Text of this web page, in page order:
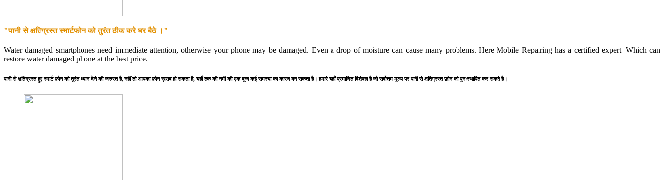
"पानी से क्षतिग्रस्त स्मार्टफोन को तुरंत ठीक करे घर बैठे ।"
Water damaged smartphones need immediate attention, otherwise your phone may be damaged. Even a drop of moisture can cause many problems. Here Mobile Repairing has a certified expert. Which can
restore water damaged phone at the best price.
पानी से क्षतिग्रस्त हुए स्मार्ट फ़ोन को तुरंत ध्यान देने की जरुरत है, नहीं तो आपका फ़ोन ख़राब हो सकता है, यहाँ तक की नमी की एक बून्द कई समस्या का कारण बन सकता है। हमारे यहाँ प्रमाणित विशेषज्ञ है जो सर्वोत्तम मूल्य पर पानी से क्षतिग्रस्त फ़ोन को पुनःस्थापित कर सकते है।